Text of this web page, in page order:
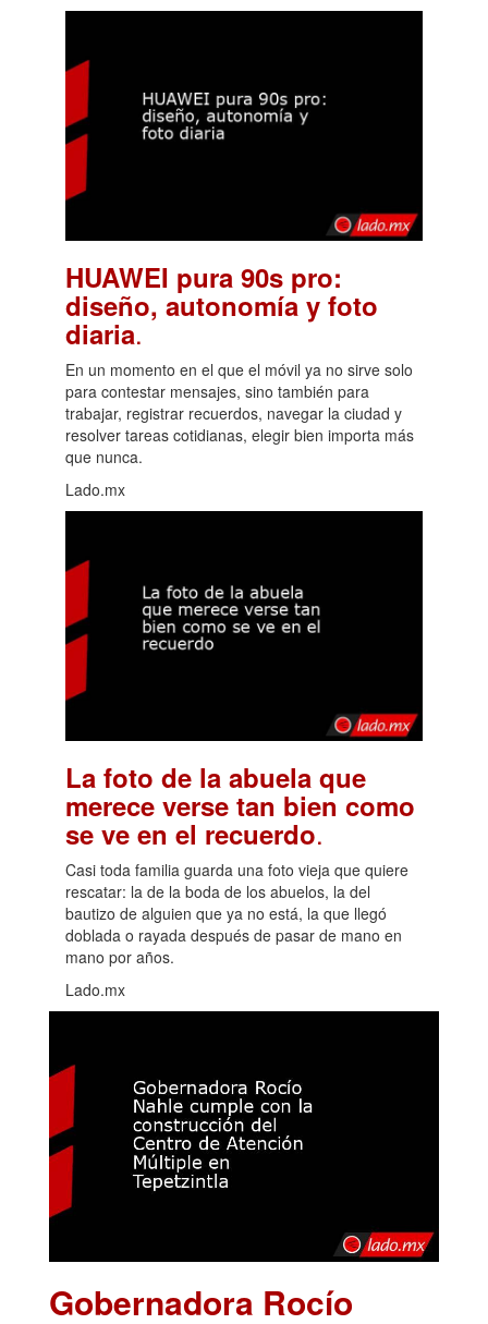
HUAWEI pura 90s pro:
diseño, autonomía y foto
diaria.
En un momento en el que el móvil ya no sirve solo
para contestar mensajes, sino también para
trabajar, registrar recuerdos, navegar la ciudad y
resolver tareas cotidianas, elegir bien importa más
que nunca.
Lado.mx
La foto de la abuela que
merece verse tan bien como
se ve en el recuerdo.
Casi toda familia guarda una foto vieja que quiere
rescatar: la de la boda de los abuelos, la del
bautizo de alguien que ya no está, la que llegó
doblada o rayada después de pasar de mano en
mano por años.
Lado.mx
Gobernadora Rocío